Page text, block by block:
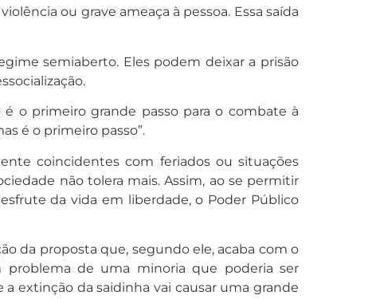
ou grave ameaça à pessoa. Essa saída
semiaberto. Eles podem deixar a prisão
o primeiro grande passo para o combate à
é o primeiro passo”.
coincidentes com feriados ou situações
não tolera mais. Assim, ao se permitir
da vida em liberdade, o Poder Público
da proposta que, segundo ele, acaba com o
problema de uma minoria que poderia ser
extinção da saidinha vai causar uma grande